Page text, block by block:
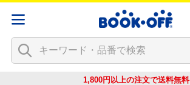
1,800円以上の注文で送料無料